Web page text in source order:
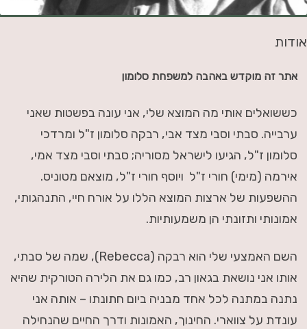
אודות
אתר זה מוקדש באהבה למשפחת סלומון
כששואלים אותי מה המוצא שלי, אני עונה בפשטות שאני
ערבייה. סבתי וסבי מצד אבי, רבקה סלומון ז"ל ומרדכי
סלומון ז"ל, הגיעו לישראל מסוריה; סבתי וסבי מצד אמי,
אירמה (מימי) חורי ז"ל ויוסף חורי ז"ל, מוצאם מטוניס.
ההשפעות של ארצות המוצא הללו על אורח חיי, התנהגותי,
אמונותי ותזונתי הן משמעותיות.
השם האמצעי שלי הוא רבקה (Rebecca), שמה של סבתי,
אותו אני נושאת בגאון רב, כמו גם את הלירה הטורקית שהיא
נתנה במתנה לכל אחד מבניה ביום חתונתו – אותה אני
עונדת על צווארי. החינוך, האמונות ודרך החיים שהנחילה